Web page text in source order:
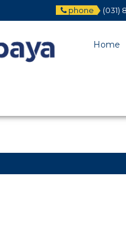
>add_data() was
includes/functions.php
phone (031)
Home